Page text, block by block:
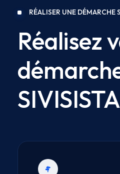
RÉALISER UNE DÉMARCHE
Réalisez
SIVISISTA